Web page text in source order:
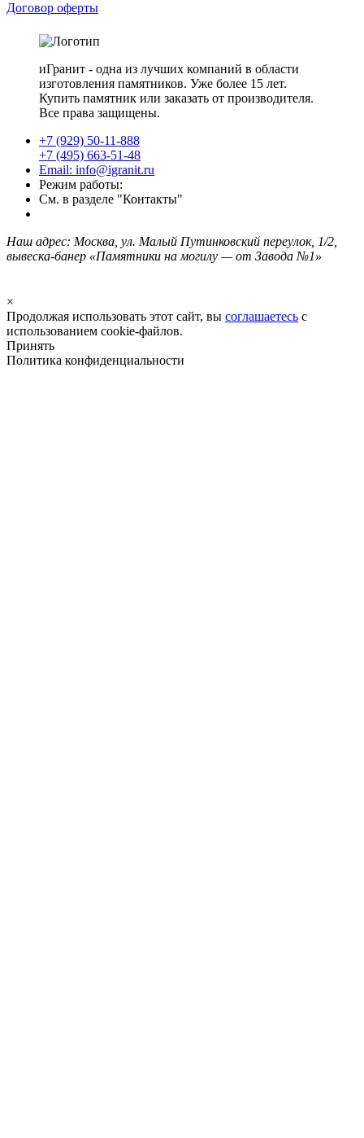
Договор оферты
иГранит - одна из лучших компаний в области
изготовления памятников. Уже более 15 лет.
Купить памятник или заказать от производителя.
Все права защищены.
+7 (929) 50-11-888
+7 (495) 663-51-48
Email: info@igranit.ru
Режим работы:
См. в разделе "Контакты"
Наш адрес: Москва, ул. Малый Путинковский переулок, 1/2,
вывеска-банер «Памятники на могилу — от Завода №1»
×
Продолжая использовать этот сайт, вы соглашаетесь с
использованием cookie-файлов.
Принять
Политика конфиденциальности